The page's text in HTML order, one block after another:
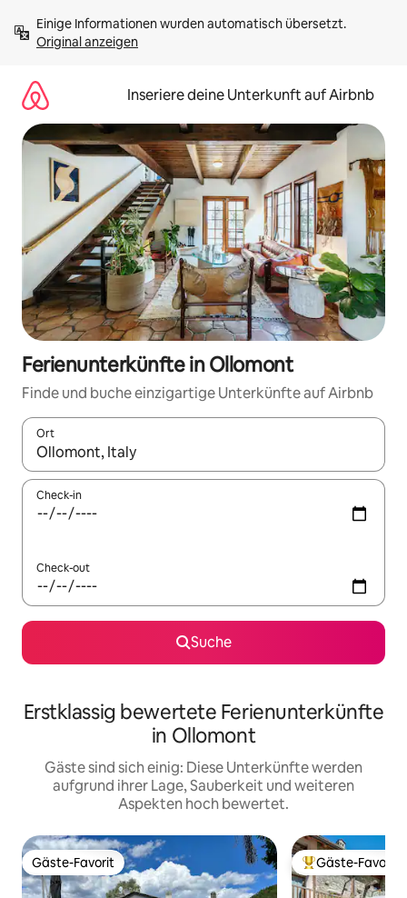
Inhalten
springenOriginal anzeigen
Inseriere deine Unterkunft auf Airbnb
Ferienunterkünfte in Ollomont
Finde und buche einzigartige Unterkünfte auf Airbnb
Ort
Wenn Ergebnisse verfügbar sind, navigiere mit den
Check-in
Check-out
Suche
Erstklassig bewertete Ferienunterkünfte
in Ollomont
Gäste sind sich einig: Diese Unterkünfte werden
aufgrund ihrer Lage, Sauberkeit und weiteren
Aspekten hoch bewertet.
Gäste-Favorit
Gäste-Favorit Beliebter Gäste-
Gäste-Favorit